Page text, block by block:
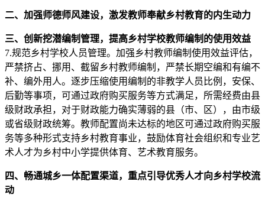
二、加强师德师风建设，激发教师奉献乡村教育的内生动力
三、创新挖潜编制管理，提高乡村学校教师编制的使用效益
7.规范乡村学校人员管理。加强乡村教师编制使用效益评估，
严禁挤占、挪用、截留乡村教师编制，严禁长期空编和有编不
补、编外用人。逐步压缩使用编制的非教学人员比例，安保、
后勤等事项，可通过政府购买服务等方式满足，所需经费由县
级财政承担，对于财政能力确实薄弱的县（市、区），由市级
或省级财政统筹。教师配置尚未达标的地区可通过政府购买服
务等多种形式支持乡村教育事业，鼓励体育社会组织和专业艺
术人才为乡村中小学提供体育、艺术教育服务。
四、畅通城乡一体配置渠道，重点引导优秀人才向乡村学校流
动